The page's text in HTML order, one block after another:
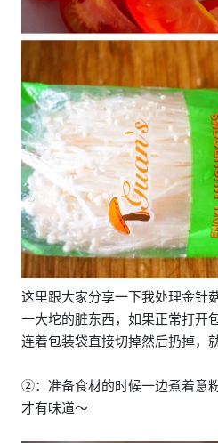
这里跟大家分享一下我处理金针
一大坨的脏东西，如果正常打开
连着包装袋直接切掉然后扔掉，
②：准备食材的时候一边煮着意
才有味道～